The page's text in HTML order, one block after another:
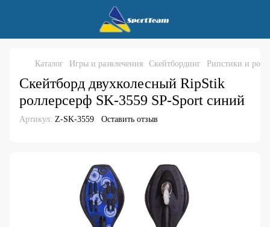
Каталог Игры и развлечения Скейтбординг Рипстики и
Скейтборд двухколесный RipStik
роллерсерф SK-3559 SP-Sport синий
Артикул: Z-SK-3559 Оставить отзыв